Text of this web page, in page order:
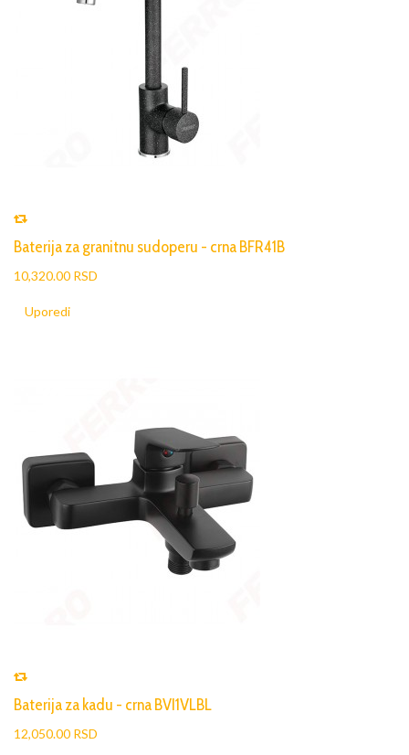
Baterija za granitnu sudoperu - crna BFR41B
10,320.00 RSD
Uporedi
Baterija za kadu - crna BVI1VLBL
12,050.00 RSD